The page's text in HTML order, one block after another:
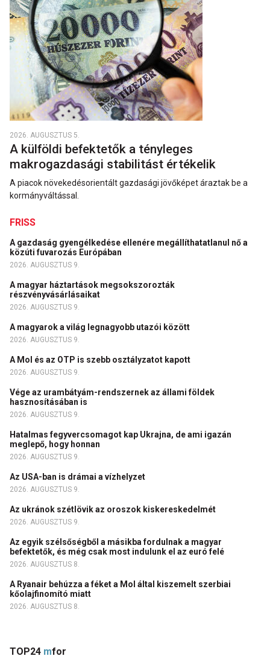
2026. AUGUSZTUS 5.
A külföldi befektetők a tényleges
makrogazdasági stabilitást értékelik
A piacok növekedésorientált gazdasági jövőképet áraztak be a
kormányváltással.
FRISS
A gazdaság gyengélkedése ellenére megállíthatatlanul nő a
közúti fuvarozás Európában
2026. AUGUSZTUS 9.
A magyar háztartások megsokszorozták
részvényvásárlásaikat
2026. AUGUSZTUS 9.
A magyarok a világ legnagyobb utazói között
2026. AUGUSZTUS 9.
A Mol és az OTP is szebb osztályzatot kapott
2026. AUGUSZTUS 9.
Vége az urambátyám-rendszernek az állami földek
hasznosításában is
2026. AUGUSZTUS 9.
Hatalmas fegyvercsomagot kap Ukrajna, de ami igazán
meglepő, hogy honnan
2026. AUGUSZTUS 9.
Az USA-ban is drámai a vízhelyzet
2026. AUGUSZTUS 9.
Az ukránok szétlövik az oroszok kiskereskedelmét
2026. AUGUSZTUS 9.
Az egyik szélsőségből a másikba fordulnak a magyar
befektetők, és még csak most indulunk el az euró felé
2026. AUGUSZTUS 8.
A Ryanair behúzza a féket a Mol által kiszemelt szerbiai
kőolajfinomító miatt
2026. AUGUSZTUS 8.
TOP24 mfor